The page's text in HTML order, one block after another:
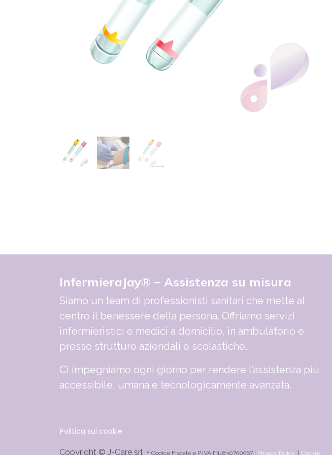
InfermieraJay® – Assistenza su misura
Siamo un team di professionisti sanitari che mette al
centro il benessere della persona. Offriamo servizi
infermieristici e medici a domicilio, in ambulatorio e
presso strutture aziendali e scolastiche.
Ci impegniamo ogni giorno per rendere l’assistenza più
accessibile, umana e tecnologicamente avanzata.
Politica sui cookie
Copyright © J-Care srl • Codice Fiscale e P.IVA IT11830790967 | Privacy Policy Cookie